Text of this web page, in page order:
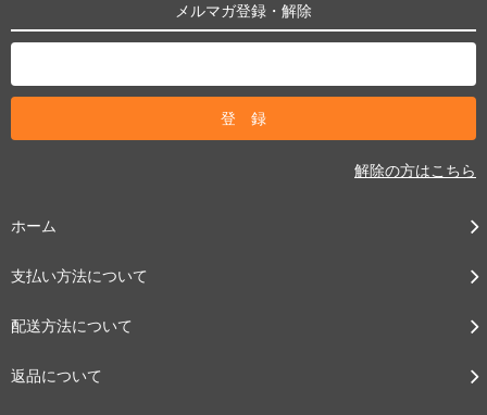
メルマガ登録・解除
解除の方はこちら
ホーム
支払い方法について
配送方法について
返品について